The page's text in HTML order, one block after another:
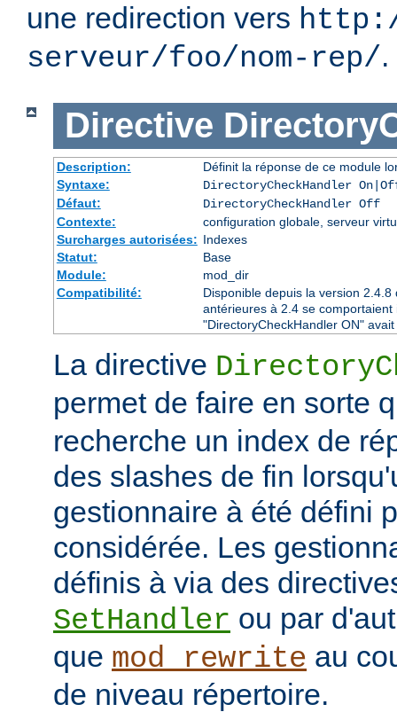
une redirection vers
serveur/foo/nom-rep/.
Directive
Description:
Définit la réponse de ce module
Syntaxe:
DirectoryCheckHandler
Défaut:
DirectoryCheckHandler Off
Contexte:
configuration globale, serveur
Surcharges autorisées: Indexes
Statut:
Base
Module:
mod_dir
Compatibilité:
Disponible depuis la version
antérieures à 2.4 se
"DirectoryCheckHandler ON"
La directive
permet de faire en sorte
recherche un index de
des slashes de fin
gestionnaire à été défini
considérée. Les
définis à via des
SetHandler ou par
que mod_rewrite au
de niveau répertoire.